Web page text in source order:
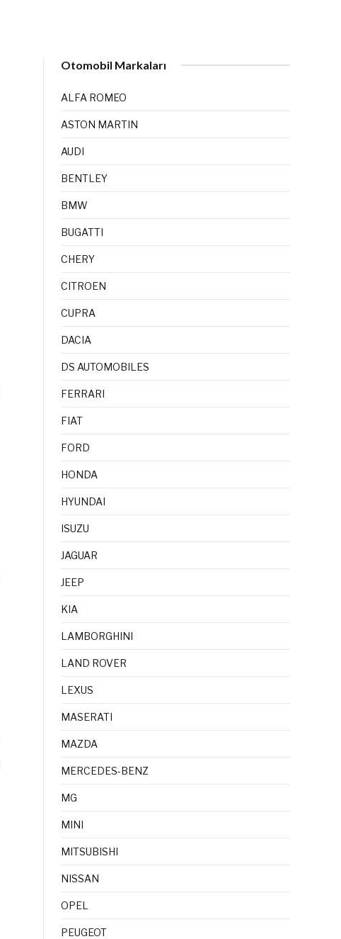
Otomobil Markaları
ALFA ROMEO
ASTON MARTIN
AUDI
BENTLEY
BMW
BUGATTI
CHERY
CITROEN
CUPRA
DACIA
DS AUTOMOBILES
FERRARI
FIAT
FORD
HONDA
HYUNDAI
ISUZU
JAGUAR
JEEP
KIA
LAMBORGHINI
LAND ROVER
LEXUS
MASERATI
MAZDA
MERCEDES-BENZ
MG
MINI
MITSUBISHI
NISSAN
OPEL
PEUGEOT